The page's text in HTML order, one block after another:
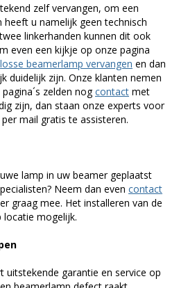
zelf vervangen, om een
u namelijk geen technisch
linkerhanden kunnen dit ook
even een kijkje op onze pagina
losse beamerlamp vervangen en dan
duidelijk zijn. Onze klanten nemen
zelden nogcontact met
zijn, dan staan onze experts voor
mail gratis te assisteren.
lamp in uw beamer geplaatst
Neem dan even contact
graag mee. Het installeren van de
mogelijk.
uitstekende garantie en service op